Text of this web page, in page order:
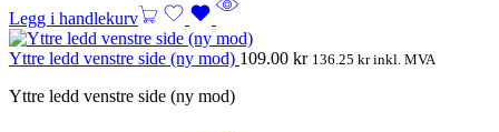
Legg i handlekurv
Yttre ledd venstre side (ny mod) 109.00 kr 136.25 krinkl. MVA
Yttre ledd venstre side (ny mod)